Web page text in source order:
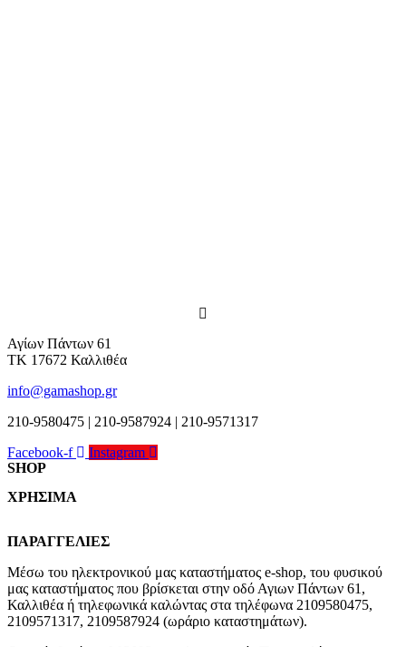
Αγίων Πάντων 61
ΤΚ 17672 Καλλιθέα
info@gamashop.gr
210-9580475 | 210-9587924 | 210-9571317
Facebook-f
Instagram
SHOP
Χαλιά
Κουρτινόξυλα
Γκαζόν
Δάπεδα
Τοίχος
ΧΡΗΣΙΜΑ
Τρόποι & Έξοδα Αποστολής
Επιστροφές
Οροι και Προϋποθέσεις Χρήσης
Προστασία Απορρήτου
ΠΑΡΑΓΓΕΛΙΕΣ
Μέσω του ηλεκτρονικού μας καταστήματος e-shop, του φυσικού
μας καταστήματος που βρίσκεται στην οδό Αγιων Πάντων 61,
Καλλιθέα ή τηλεφωνικά καλώντας στα τηλέφωνα 2109580475,
2109571317, 2109587924 (ωράριο καταστημάτων).